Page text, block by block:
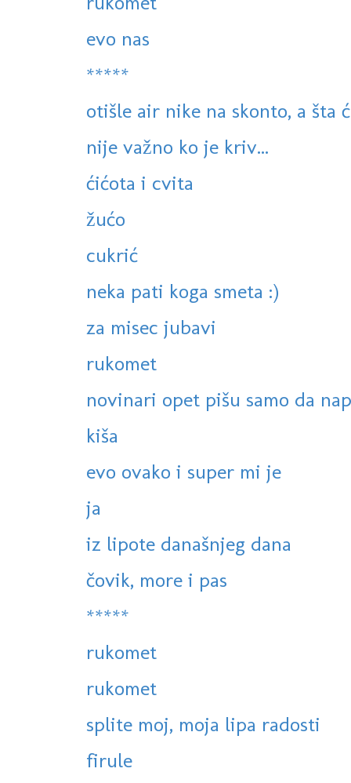
evo nas
*****
otišle air nike na skonto, a šta
nije važno ko je kriv...
ćićota i cvita
žućo
cukrić
neka pati koga smeta :)
za misec jubavi
rukomet
novinari opet pišu samo da
kiša
evo ovako i super mi je
ja
iz lipote današnjeg dana
čovik, more i pas
*****
rukomet
rukomet
splite moj, moja lipa radosti
firule